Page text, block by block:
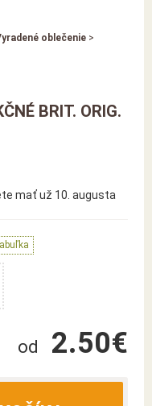
oblečenie >
BRIT. ORIG.
mať už 10. augusta
od 2.50€